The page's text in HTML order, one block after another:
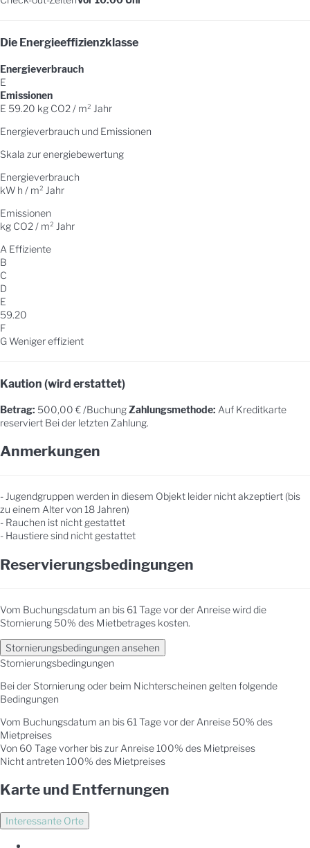
Die Energieeffizienzklasse
Energieverbrauch
E
Emissionen
E 59.20 kg CO2 / m² Jahr
Energieverbrauch und Emissionen
Skala zur energiebewertung
Energieverbrauch
kW h / m² Jahr
Emissionen
kg CO2 / m² Jahr
A Effiziente
B
C
D
E
59.20
F
G Weniger effizient
Kaution (wird erstattet)
Betrag: 500,00 € /BuchungZahlungsmethode: Auf Kreditkarte
reserviert Bei der letzten Zahlung.
Anmerkungen
- Jugendgruppen werden in diesem Objekt leider nicht akzeptiert (bis
zu einem Alter von 18 Jahren)
- Rauchen ist nicht gestattet
- Haustiere sind nicht gestattet
Reservierungsbedingungen
Vom Buchungsdatum an bis 61 Tage vor der Anreise wird die
Stornierung 50% des Mietbetrages kosten.
Stornierungsbedingungen ansehen
Stornierungsbedingungen
Bei der Stornierung oder beim Nichterscheinen gelten folgende
Bedingungen
Vom Buchungsdatum an bis 61 Tage vor der Anreise 50% des
Mietpreises
Von 60 Tage vorher bis zur Anreise 100% des Mietpreises
Nicht antreten 100% des Mietpreises
Karte und Entfernungen
Interessante Orte